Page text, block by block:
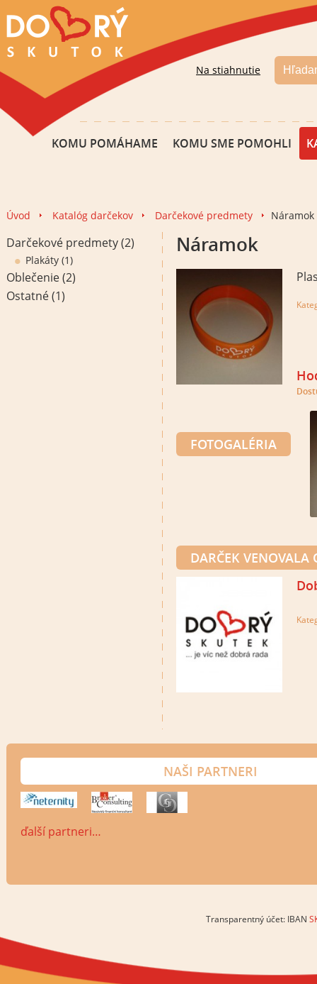
Na stiahnutie
KOMU POMÁHAME KOMU SME POMOHLI
Úvod Katalóg darčekov Darčekové predmety Náramok
Darčekové predmety(2)
Plakáty(1)
Oblečenie(2)
Ostatné(1)
Náramok
FOTOGALÉRIA
DARČEK VENOVALA
NAŠI PARTNERI
ďalší partneri…
Transparentný účet: IBAN